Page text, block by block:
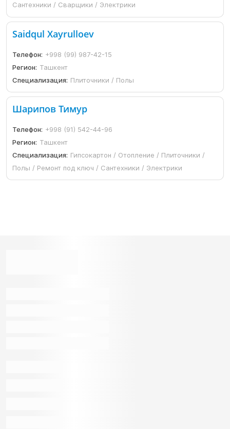
Сантехники / Сварщики / Электрики
Saidqul Xayrulloev
Телефон: +998 (99) 987-42-15
Регион: Ташкент
Специализация: Плиточники / Полы
Шарипов Тимур
Телефон: +998 (91) 542-44-96
Регион: Ташкент
Специализация: Гипсокартон / Отопление / Плиточники /
Полы / Ремонт под ключ / Сантехники / Электрики